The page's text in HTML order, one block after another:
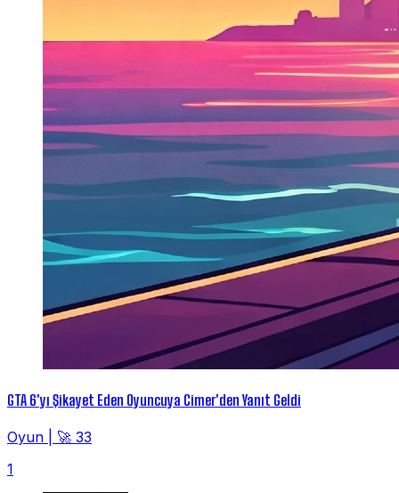
GTA 6'yı Şikayet Eden Oyuncuya Cimer'den Yanıt Geldi
Oyun
🚀 33
1